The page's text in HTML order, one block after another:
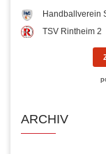
Handballverein
TSV Rintheim 2
ARCHIV